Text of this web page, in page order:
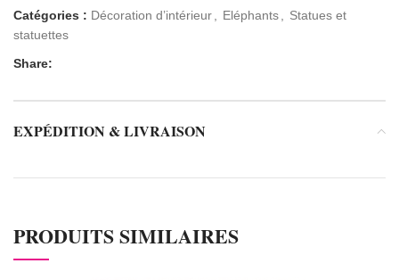
Catégories : Décoration d’intérieur, Eléphants, Statues et
statuettes
Share:
EXPÉDITION & LIVRAISON
PRODUITS SIMILAIRES